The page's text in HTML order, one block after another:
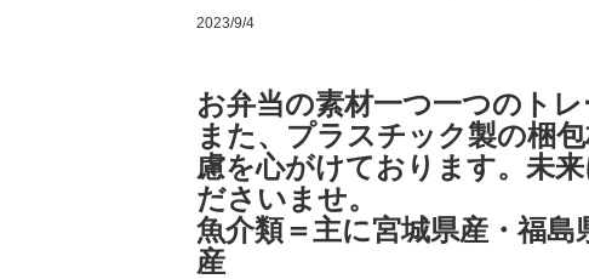
2023/9/4
お弁当の素材一つ一つのト
また、プラスチック製の梱
慮を心がけております。未
ださいませ。
魚介類＝主に宮城県産・福
産